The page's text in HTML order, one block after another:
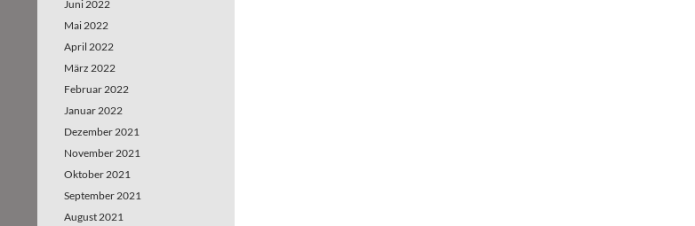
Juni 2022
Mai 2022
April 2022
März 2022
Februar 2022
Januar 2022
Dezember 2021
November 2021
Oktober 2021
September 2021
August 2021